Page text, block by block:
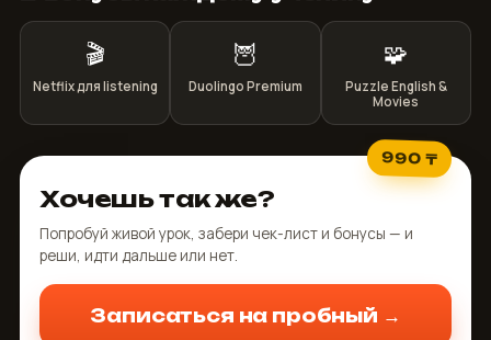
🎬
Netflix для listening
🦉
Duolingo Premium
🧩
Puzzle English &
Movies
990 ₸
Хочешь так же?
Попробуй живой урок, забери чек-лист и бонусы — и
реши, идти дальше или нет.
Записаться на пробный →